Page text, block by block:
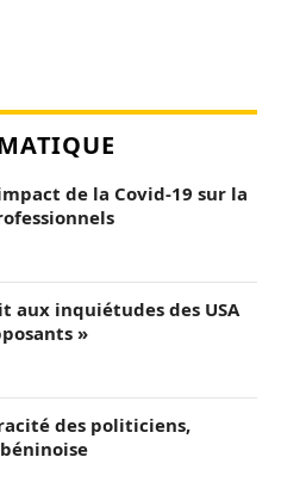
de la Covid-19 sur la
aux inquiétudes des USA
»
des politiciens,